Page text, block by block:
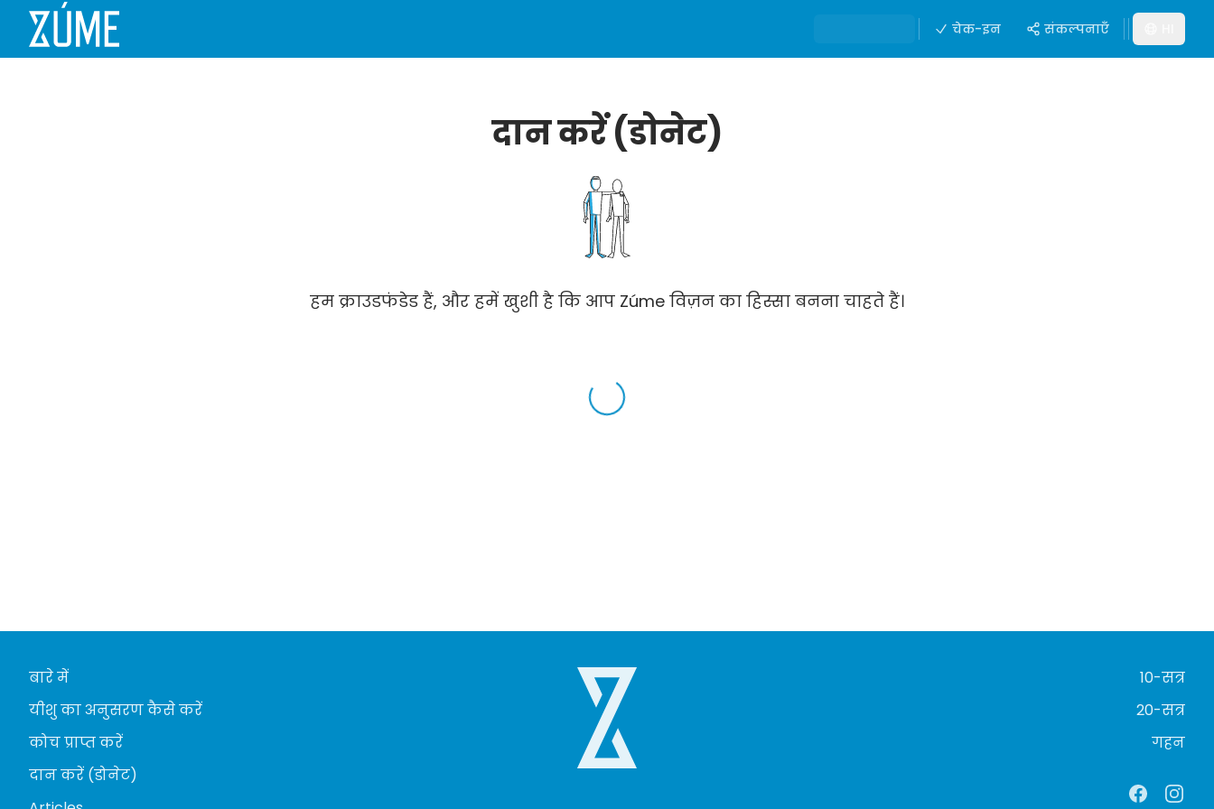
चेक-इन संकल्पनाएँ
दान करें (डोनेट)
हम क्राउडफंडेड हैं, और हमें खुशी है कि आप Zúme विज़न का हिस्सा बनना चाहते हैं।
बारे में
यीशु का अनुसरण कैसे करें
कोच प्राप्त करें
दान करें (डोनेट)
10-सत्र
20-सत्र
गहन